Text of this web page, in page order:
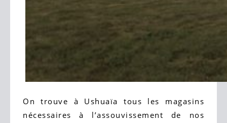
On trouve à Ushuaïa tous les magasins
nécessaires à l’assouvissement de nos